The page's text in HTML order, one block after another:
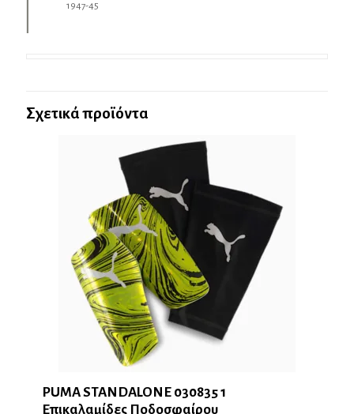
1947-45
Σχετικά προϊόντα
PUMA STANDALONE 030835 1
Επικαλαμίδες Ποδοσφαίρου